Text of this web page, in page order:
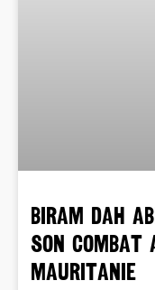
BIRAM DAH
son
Mauritanie